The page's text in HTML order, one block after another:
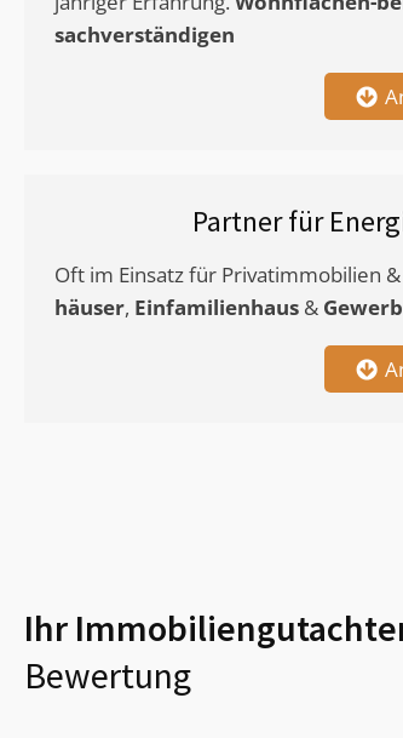
sachverständigen
Partner für
Oft im Einsatz für Privatimmobilien &
häuser, Einfamilienhaus &
Ihr
Bewertung